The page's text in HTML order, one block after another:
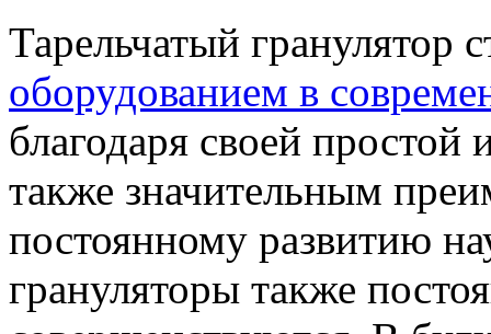
Тарельчатый
оборудованием в
благодаря своей
также значительным
постоянному развитию
грануляторы также